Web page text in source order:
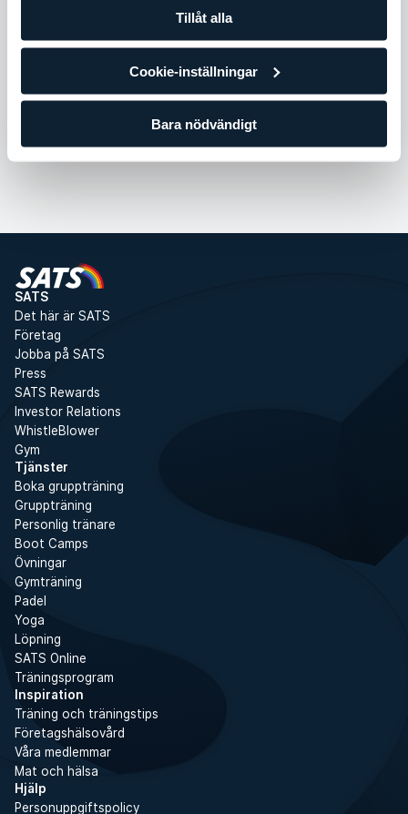
Tillåt alla
Cookie-inställningar
Bara nödvändigt
SATS
Det här är SATS
Företag
Jobba på SATS
Press
SATS Rewards
Investor Relations
WhistleBlower
Gym
Tjänster
Boka gruppträning
Gruppträning
Personlig tränare
Boot Camps
Övningar
Gymträning
Padel
Yoga
Löpning
SATS Online
Träningsprogram
Inspiration
Träning och träningstips
Företagshälsovård
Våra medlemmar
Mat och hälsa
Hjälp
Personuppgiftspolicy